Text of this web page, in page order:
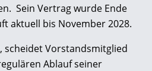
Sein Vertrag wurde Ende
aktuell bis November 2028.
scheidet Vorstandsmitglied
Ablauf seiner